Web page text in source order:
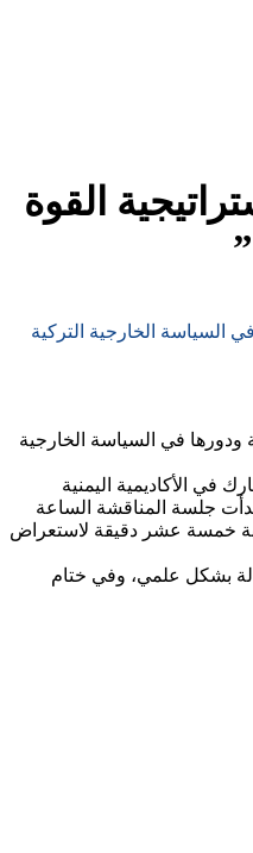
القوة
السياسة الخارجية التركية
القوة الناعمة ودورها في السياسة الخارجية
في الأكاديمية اليمنية
جلسة المناقشة الساعة
خمسة عشر دقيقة لاستعراض
بشكل علمي، وفي ختام